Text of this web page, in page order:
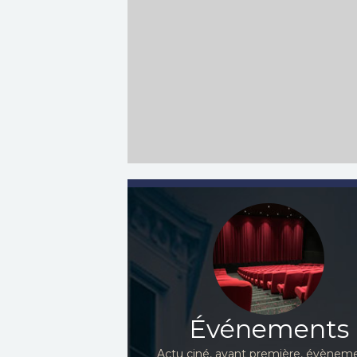
Événements
Actu ciné, avant première,